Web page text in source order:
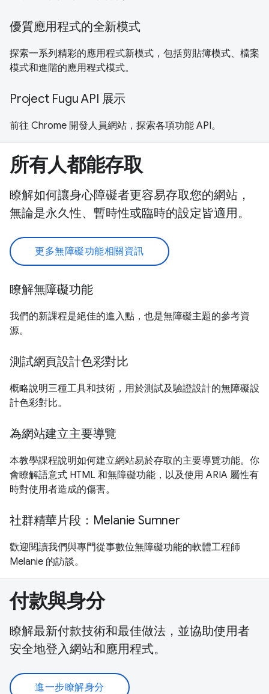
優質應用程式的全新模式
探索一系列精彩的應用程式新模式，包括剪貼簿模式、檔案
模式和進階的應用程式模式。
Project Fugu API 展示
前往 Chrome 開發人員網站，探索各項功能 API。
所有人都能存取
瞭解如何讓身心障礙者更容易存取您的網站，
無論是永久性、暫時性或臨時的設定皆適用。
更多無障礙功能相關資訊
瞭解無障礙功能
我們的新課程是絕佳的進入點，也是無障礙主題的參考資
源。
測試網頁設計色彩對比
概略說明三種工具和技術，用於測試及驗證設計的無障礙設
計色彩對比。
為網站建立主要導覽
本教學課程說明如何建立網站易於存取的主要導覽功能。你
會瞭解語意式 HTML 和無障礙功能，以及使用 ARIA 屬性有
時對使用者造成的傷害。
社群精華片段：Melanie Sumner
歡迎閱讀我們與專門從事數位無障礙功能的軟體工程師
Melanie 的訪談。
付款與身分
瞭解最新付款技術和最佳做法，並協助使用者
安全地登入網站和應用程式。
進一步瞭解身分